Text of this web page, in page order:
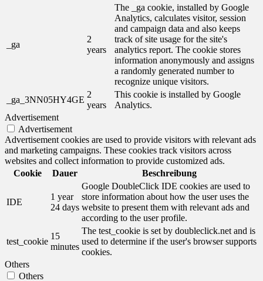
_ga
2
years
The _ga cookie, installed by Google
Analytics, calculates visitor, session
and campaign data and also keeps
track of site usage for the site's
analytics report. The cookie stores
information anonymously and assigns
a randomly generated number to
recognize unique visitors.
_ga_3NN05HY4GE
2
years
This cookie is installed by Google
Analytics.
Advertisement
Advertisement
Advertisement cookies are used to provide visitors with relevant ads
and marketing campaigns. These cookies track visitors across
websites and collect information to provide customized ads.
Cookie
Dauer Beschreibung
IDE
1 year
24 days
Google DoubleClick IDE cookies are used to
store information about how the user uses the
website to present them with relevant ads and
according to the user profile.
test_cookie
15
minutes
The test_cookie is set by doubleclick.net and is
used to determine if the user's browser supports
cookies.
Others
Others